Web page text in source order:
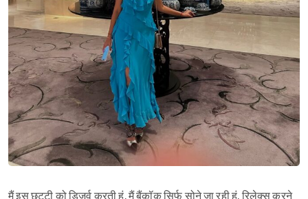
मैं इस छुट्टी को डिजर्व करती हूं. मैं बैंकॉक सिर्फ सोने जा रही हूं. रिलेक्स करने